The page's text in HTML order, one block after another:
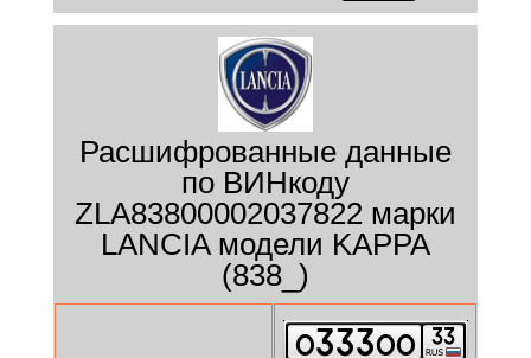
Расшифрованные данные
по ВИНкоду
ZLA83800002037822 марки
LANCIA модели KAPPA
(838_)